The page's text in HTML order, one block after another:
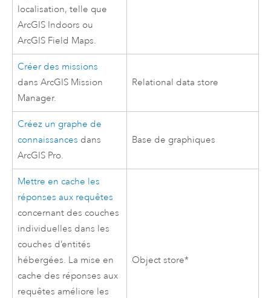
localisation, telle que
ArcGIS Indoors ou
ArcGIS Field Maps.
Créer des missions
dansArcGIS Mission
Manager.
Relational data store
Créez un graphe de
connaissances dans
ArcGIS Pro.
Base de graphiques
Mettre en cache les
réponses aux requêtes
concernant des couches
individuelles dans les
couches d’entités
hébergées. La mise en
cache des réponses aux
requêtes améliore les
Object store*